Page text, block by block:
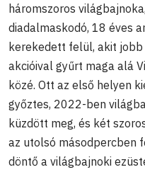
háromszoros világbajnoka,
diadalmaskodó, 18 éves
kerekedett felül, akit
akcióival gyűrt maga alá
közé. Ott az első helyen
győztes, 2022-ben
küzdött meg, és két
az utolsó másodpercben
döntő a világbajnoki